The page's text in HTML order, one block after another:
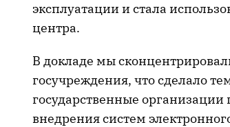
эксплуатации и стала
центра.
В докладе мы
госучреждения, что сделало
государственные организации
внедрения систем